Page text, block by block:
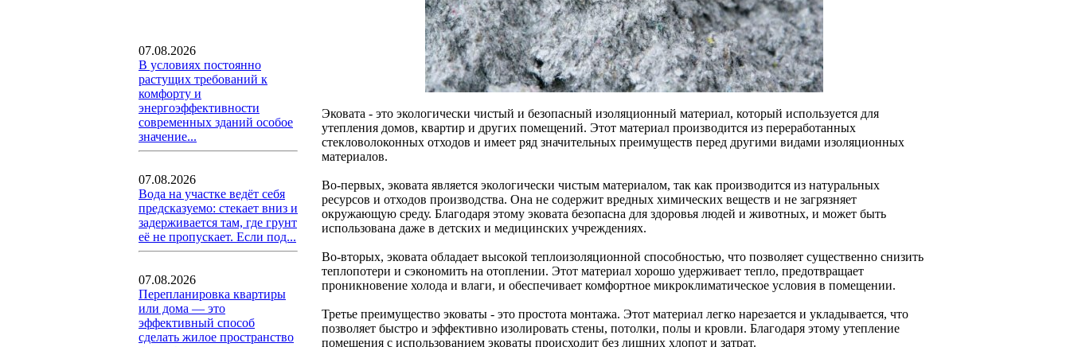
07.08.2026
В условиях постоянно
растущих требований к
комфорту и
энергоэффективности
современных зданий особое
значение...
07.08.2026
Вода на участке ведёт себя
предсказуемо: стекает вниз и
задерживается там, где грунт
её не пропускает. Если под...
07.08.2026
Перепланировка квартиры
или дома — это
эффективный способ
сделать жилое пространство
Эковата - это экологически чистый и безопасный изоляционный материал, который используется для
утепления домов, квартир и других помещений. Этот материал производится из переработанных
стекловолоконных отходов и имеет ряд значительных преимуществ перед другими видами изоляционных
материалов.
Во-первых, эковата является экологически чистым материалом, так как производится из натуральных
ресурсов и отходов производства. Она не содержит вредных химических веществ и не загрязняет
окружающую среду. Благодаря этому эковата безопасна для здоровья людей и животных, и может быть
использована даже в детских и медицинских учреждениях.
Во-вторых, эковата обладает высокой теплоизоляционной способностью, что позволяет существенно снизить
теплопотери и сэкономить на отоплении. Этот материал хорошо удерживает тепло, предотвращает
проникновение холода и влаги, и обеспечивает комфортное микроклиматическое условия в помещении.
Третье преимущество эковаты - это простота монтажа. Этот материал легко нарезается и укладывается, что
позволяет быстро и эффективно изолировать стены, потолки, полы и кровли. Благодаря этому утепление
помещения с использованием эковаты происходит без лишних хлопот и затрат.